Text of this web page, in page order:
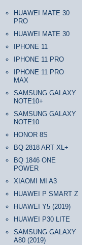
HUAWEI MATE 30
PRO
HUAWEI MATE 30
IPHONE 11
IPHONE 11 PRO
IPHONE 11 PRO
MAX
SAMSUNG GALAXY
NOTE10+
SAMSUNG GALAXY
NOTE10
HONOR 8S
BQ 2818 ART XL+
BQ 1846 ONE
POWER
XIAOMI MI A3
HUAWEI P SMART Z
HUAWEI Y5 (2019)
HUAWEI P30 LITE
SAMSUNG GALAXY
A80 (2019)